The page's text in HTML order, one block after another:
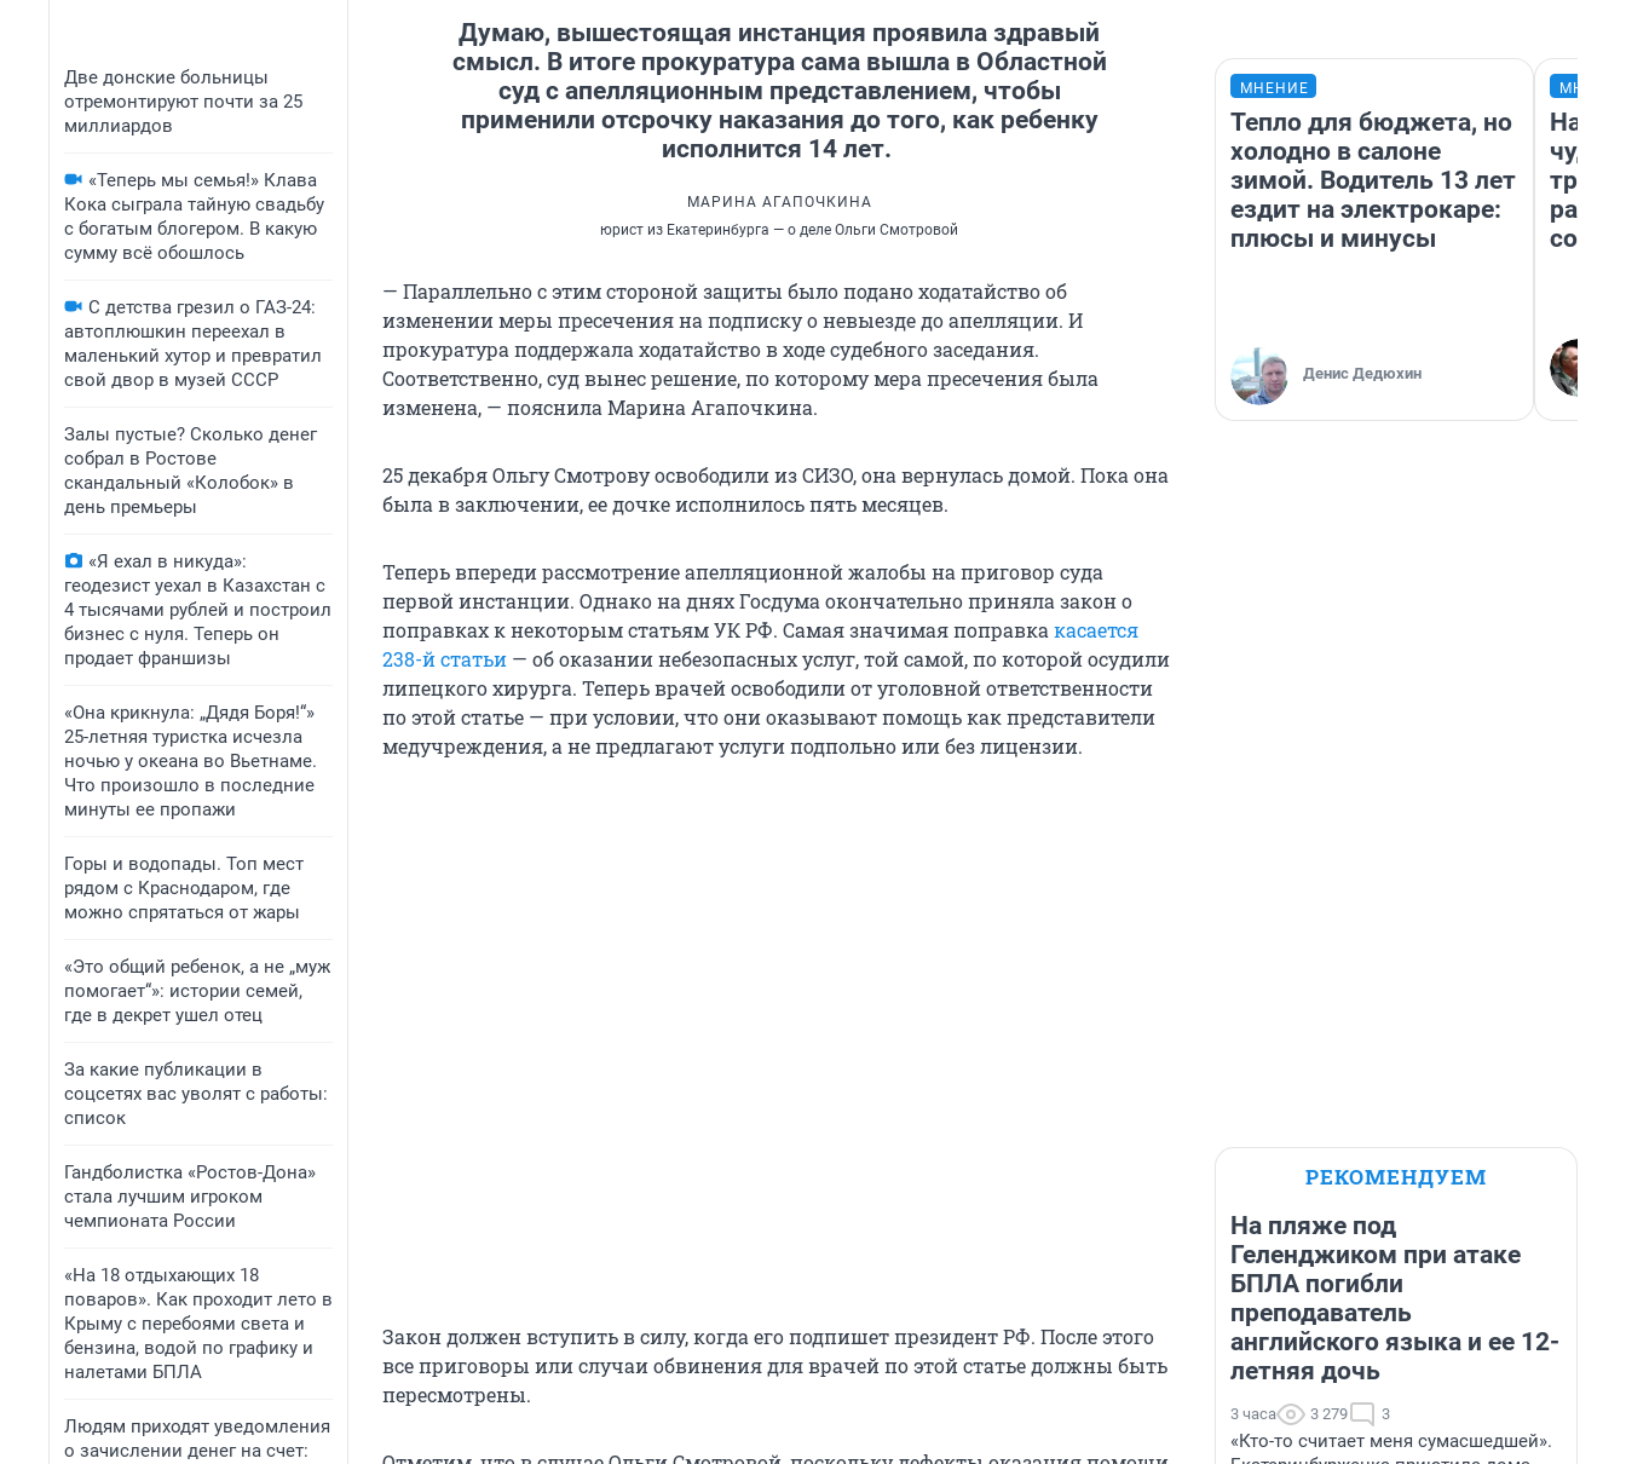
Две донские больницы
отремонтируют почти за 25
миллиардов
«Теперь мы семья!» Клава
Кока сыграла тайную свадьбу
с богатым блогером. В какую
сумму всё обошлось
С детства грезил о ГАЗ-24:
автоплюшкин переехал в
маленький хутор и превратил
свой двор в музей СССР
Залы пустые? Сколько денег
собрал в Ростове
скандальный «Колобок» в
день премьеры
«Я ехал в никуда»:
геодезист уехал в Казахстан с
4 тысячами рублей и построил
бизнес с нуля. Теперь он
продает франшизы
«Она крикнула: „Дядя Боря!“»
25-летняя туристка исчезла
ночью у океана во Вьетнаме.
Что произошло в последние
минуты ее пропажи
Горы и водопады. Топ мест
рядом с Краснодаром, где
можно спрятаться от жары
«Это общий ребенок, а не „муж
помогает“»: истории семей,
где в декрет ушел отец
За какие публикации в
соцсетях вас уволят с работы:
список
Гандболистка «Ростов-Дона»
стала лучшим игроком
чемпионата России
«На 18 отдыхающих 18
поваров». Как проходит лето в
Крыму с перебоями света и
бензина, водой по графику и
налетами БПЛА
Людям приходят уведомления
о зачислении денег на счет:
Думаю, вышестоящая инстанция проявила здравый
смысл. В итоге прокуратура сама вышла в Областной
суд с апелляционным представлением, чтобы
применили отсрочку наказания до того, как ребенку
исполнится 14 лет.
МАРИНА АГАПОЧКИНА
юрист из Екатеринбурга — о деле Ольги Смотровой
— Параллельно с этим стороной защиты было подано ходатайство об
изменении меры пресечения на подписку о невыезде до апелляции. И
прокуратура поддержала ходатайство в ходе судебного заседания.
Соответственно, суд вынес решение, по которому мера пресечения была
изменена, — пояснила Марина Агапочкина.
25 декабря Ольгу Смотрову освободили из СИЗО, она вернулась домой. Пока она
была в заключении, ее дочке исполнилось пять месяцев.
Теперь впереди рассмотрение апелляционной жалобы на приговор суда
первой инстанции. Однако на днях Госдума окончательно приняла закон о
поправках к некоторым статьям УК РФ. Самая значимая поправка касается
238-й статьи — об оказании небезопасных услуг, той самой, по которой осудили
липецкого хирурга. Теперь врачей освободили от уголовной ответственности
по этой статье — при условии, что они оказывают помощь как представители
медучреждения, а не предлагают услуги подпольно или без лицензии.
Закон должен вступить в силу, когда его подпишет президент РФ. После этого
все приговоры или случаи обвинения для врачей по этой статье должны быть
пересмотрены.
МНЕНИЕ
Тепло для бюджета, но
холодно в салоне
зимой. Водитель 13 лет
ездит на электрокаре:
плюсы и минусы
Денис Дедюхин
РЕКОМЕНДУЕМ
На пляже под
Геленджиком при атаке
БПЛА погибли
преподаватель
английского языка и ее 12-
летняя дочь
3 часа 3 279 3
«Кто-то считает меня сумасшедшей».